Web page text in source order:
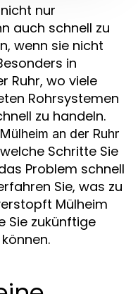
nur
auch schnell zu
wenn sie nicht
in
Ruhr, wo viele
Rohrsystemen
zu handeln.
an der Ruhr
Schritte Sie
Problem schnell
Sie, was zu
Mülheim
Sie zukünftige